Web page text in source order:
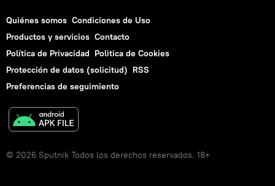
Quiénes somos Condiciones de Uso
Productos y servicios Contacto
Política de Privacidad Politica de Cookies
Protección de datos (solicitud) RSS
Preferencias de seguimiento
© 2026 Sputnik Todos los derechos reservados. 18+